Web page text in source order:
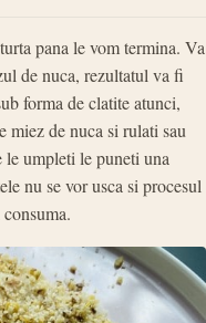
pana le vom termina. Va
de nuca, rezultatul va fi
forma de clatite atunci,
miez de nuca si rulati sau
le umpleti le puneti una
nu se vor usca si procesul